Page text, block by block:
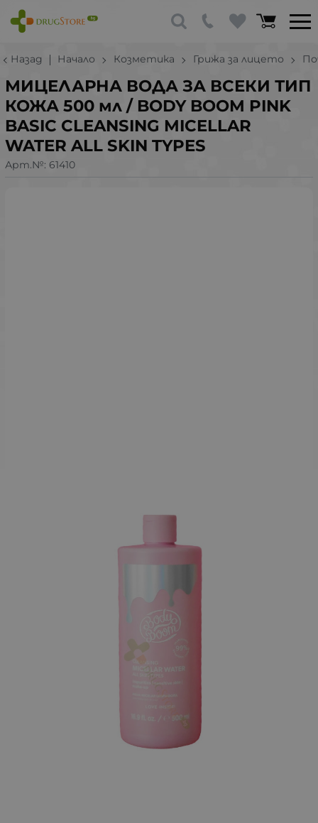
Назад Начало Козметика Грижа за лицето
МИЦЕЛАРНА ВОДА ЗА ВСЕКИ ТИП
КОЖА 500 мл / BODY BOOM ​​PINK
BASIC CLEANSING MICELLAR
WATER ALL SKIN TYPES
Арт.№: 61410